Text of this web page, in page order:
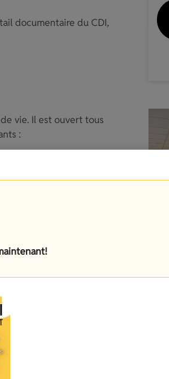
documentaire du CDI,
vie. Il est ouvert tous
:
16h30